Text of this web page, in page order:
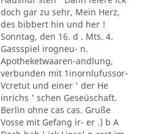
doch gar zu sehr, Mein Herz,
des bibbert hin und her !
Sonntag, den 16. d . Mts. 4.
Gassspiel irogneu- n.
Apotheketwaaren-andlung,
verbunden mit 1inornlufussor-
Vcretut und einer ' der He
inrichs ' schen Geseüschaft.
Berlin ohne cas cas. Gruße
Vosse mit Gefang ir- er .) b A